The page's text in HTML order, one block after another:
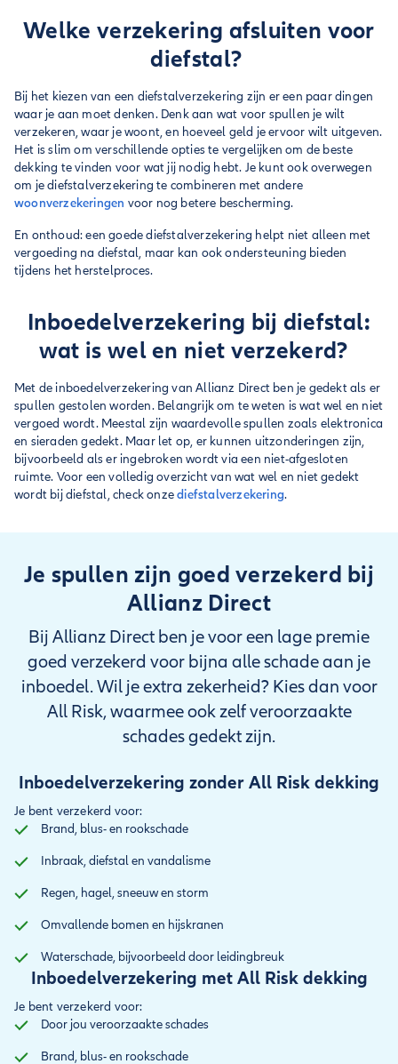
Welke verzekering afsluiten voor
diefstal?
Bij het kiezen van een diefstalverzekering zijn er een paar dingen
waar je aan moet denken. Denk aan wat voor spullen je wilt
verzekeren, waar je woont, en hoeveel geld je ervoor wilt uitgeven.
Het is slim om verschillende opties te vergelijken om de beste
dekking te vinden voor wat jij nodig hebt. Je kunt ook overwegen
om je diefstalverzekering te combineren met andere
woonverzekeringen voor nog betere bescherming.
En onthoud: een goede diefstalverzekering helpt niet alleen met
vergoeding na diefstal, maar kan ook ondersteuning bieden
tijdens het herstelproces.
Inboedelverzekering bij diefstal:
wat is wel en niet verzekerd?
Met de inboedelverzekering van Allianz Direct ben je gedekt als er
spullen gestolen worden. Belangrijk om te weten is wat wel en niet
vergoed wordt. Meestal zijn waardevolle spullen zoals elektronica
en sieraden gedekt. Maar let op, er kunnen uitzonderingen zijn,
bijvoorbeeld als er ingebroken wordt via een niet-afgesloten
ruimte. Voor een volledig overzicht van wat wel en niet gedekt
wordt bij diefstal, check onzediefstalverzekering.
Je spullen zijn goed verzekerd bij
Allianz Direct
Bij Allianz Direct ben je voor een lage premie
goed verzekerd voor bijna alle schade aan je
inboedel. Wil je extra zekerheid? Kies dan voor
All Risk, waarmee ook zelf veroorzaakte
schades gedekt zijn.
Inboedelverzekering zonder All Risk dekking
Je bent verzekerd voor:
Brand, blus- en rookschade
Inbraak, diefstal en vandalisme
Regen, hagel, sneeuw en storm
Omvallende bomen en hijskranen
Waterschade, bijvoorbeeld door leidingbreuk
Inboedelverzekering met All Risk dekking
Je bent verzekerd voor:
Door jou veroorzaakte schades
Brand, blus- en rookschade